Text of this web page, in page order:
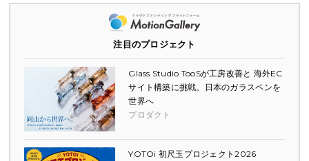
注目のプロジェクト
Glass Studio TooSが工房改善と 海外EC
サイト構築に挑戦。日本のガラスペンを
世界へ
プロダクト
YOTOi 初尺玉プロジェクト2026